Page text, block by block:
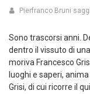
Pierfranco Bruni
Sono trascorsi anni.
dentro il vissuto di
moriva Francesco
luoghi e saperi,
Grisi, di cui ricorre il